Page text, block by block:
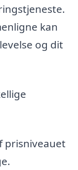
kan
og dit
prisniveauet